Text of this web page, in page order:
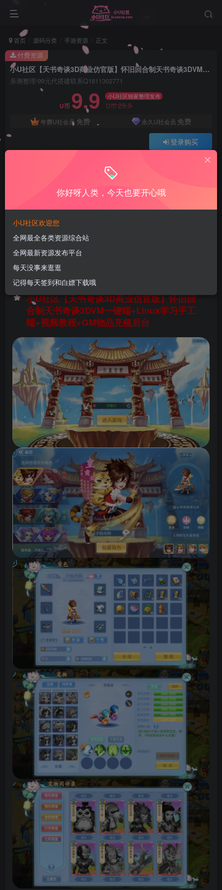
首页 源码分类 手游资源 正文
小U社区【天书奇谈3D商业仿官版】怀旧回合制天书奇谈3DVM一键端+Linux学习手工端+视频教程+GM物品充值后台
亲测整理/99元代搭建联系Q1611302771
U币 9.9 小U社区独家整理发布
U币29.9
年费U社会员 免费 永久U社会员 免费
登录购买
Q:1337861109 V:ywsy663
小U站长亲测整理如有问题联系Q1337861109
付费资源
书奇谈3D+Linux学习手工端+视频教程+GM物品
充值后台
U酱！
11个月前更新
小U社区【天书奇谈3D商业仿官版】怀旧回
合制天书奇谈3DVM一键端+Linux学习手工
端+视频教程+GM物品充值后台
你好呀人类，今天也要开心哦
小U社区欢迎您
全网最全各类资源综合站
全网最新资源发布平台
每天没事来逛逛
记得每天签到和白嫖下载哦